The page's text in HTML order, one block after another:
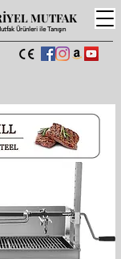
Ürünleri ile Tanışın
MUTFAK